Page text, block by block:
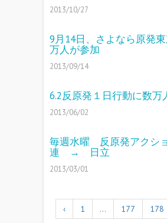
2013/10/27
9月14日、さよなら原発
万人が参加
2013/09/14
6.2反原発１日行動に数万
2013/06/02
毎週水曜 反原発アクシ
連 → 日立
2013/03/01
‹ 1 … 177 178